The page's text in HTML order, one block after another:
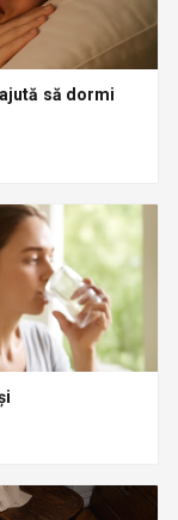
să dormi